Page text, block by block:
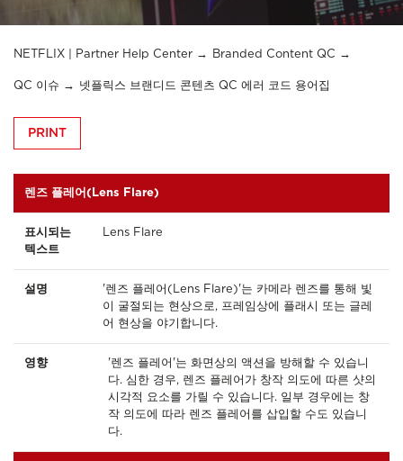
NETFLIX | Partner Help Center Branded Content QC
QC 이슈 넷플릭스 브랜디드 콘텐츠 QC 에러 코드 용어집
PRINT
렌즈 플레어(Lens Flare)
표시되는
텍스트
Lens Flare
설명
'렌즈 플레어(Lens Flare)'는 카메라 렌즈를 통해 빛
이 굴절되는 현상으로, 프레임상에 플래시 또는 글레
어 현상을 야기합니다.
영향
'렌즈 플레어'는 화면상의 액션을 방해할 수 있습니
다. 심한 경우, 렌즈 플레어가 창작 의도에 따른 샷의
시각적 요소를 가릴 수 있습니다. 일부 경우에는 창
작 의도에 따라 렌즈 플레어를 삽입할 수도 있습니
다.